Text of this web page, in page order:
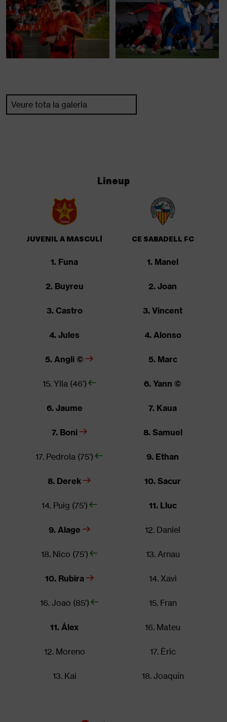
Veure tota la galeria
Lineup
JUVENIL A MASCULÍ
1. Funa
2. Buyreu
3. Castro
4. Jules
5. Angli ©
15. Ylla (46')
6. Jaume
7. Boni
17. Pedrola (75')
8. Derek
14. Puig (75')
9. Alage
18. Nico (75')
10. Rubira
16. Joao (85')
11. Álex
12. Moreno
13. Kai
CE SABADELL FC
1. Manel
2. Joan
3. Vincent
4. Alonso
5. Marc
6. Yann ©
7. Kaua
8. Samuel
9. Ethan
10. Sacur
11. Lluc
12. Daniel
13. Arnau
14. Xavi
15. Fran
16. Mateu
17. Èric
18. Joaquín